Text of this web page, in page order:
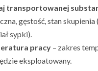
transportowanej
gęstość, stan skupienia
sypki).
pracy – zakres
eksploatowany.